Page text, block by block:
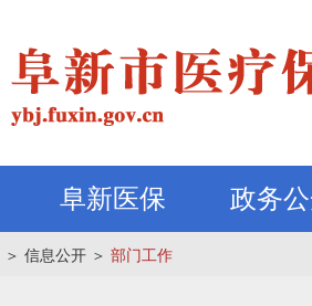
阜新医保 政务
＞ 信息公开 ＞ 部门工作